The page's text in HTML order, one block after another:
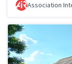
Association